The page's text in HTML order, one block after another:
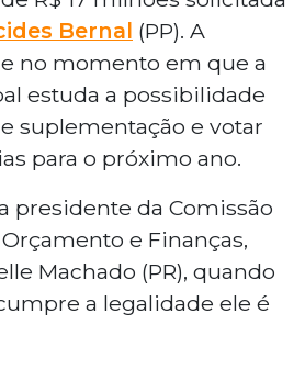
Bernal (PP). A
no momento em que a
estuda a possibilidade
suplementação e votar
para o próximo ano.
presidente da Comissão
e Finanças,
Machado (PR), quando
a legalidade ele é